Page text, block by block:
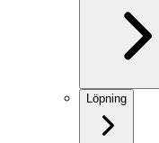
Löpning